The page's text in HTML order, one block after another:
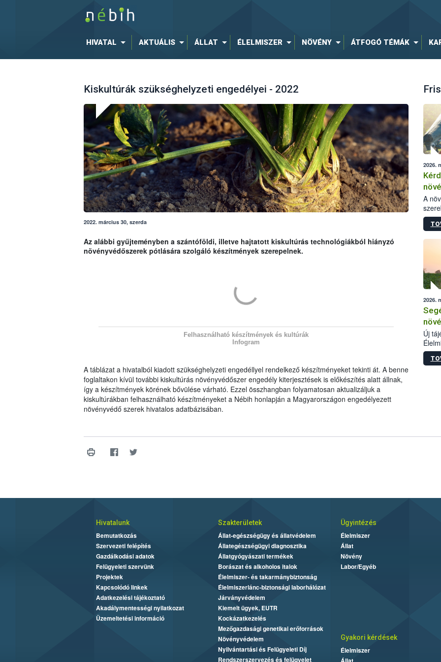
HIVATAL AKTUÁLIS ÁLLAT ÉLELMISZER NÖVÉNY ÁTFOGÓ TÉMÁK
Kiskultúrák szükséghelyzeti engedélyei - 2022
2022. március 30, szerda
Az alábbi gyűjteményben a szántóföldi, illetve hajtatott kiskultúrás technológiákból hiányzó
növényvédőszerek pótlására szolgáló készítmények szerepelnek.
Felhasználható készítmények és kultúrák
Infogram
A táblázat a hivatalból kiadott szükséghelyzeti engedéllyel rendelkező készítményeket tekinti át. A benne
foglaltakon kívül további kiskultúrás növényvédőszer engedély kiterjesztések is előkészítés alatt állnak,
így a készítmények körének bővülése várható. Ezzel összhangban folyamatosan aktualizáljuk a
kiskultúrákban felhasználható készítményeket a Nébih honlapján a Magyarországon engedélyezett
növényvédő szerek hivatalos adatbázisában.
2026.
A
kis
2026.
Új
Hivatalunk
Bemutatkozás
Szervezeti felépítés
Gazdálkodási adatok
Felügyeleti szervünk
Projektek
Kapcsolódó linkek
Adatkezelési tájékoztató
Akadálymentességi nyilatkozat
Üzemeltetési információ
Szakterületek
Állat-egészségügy és állatvédelem
Állategészségügyi diagnosztika
Állatgyógyászati termékek
Borászat és alkoholos italok
Élelmiszer- és takarmánybiztonság
Élelmiszerlánc-biztonsági laborhálózat
Járványvédelem
Kiemelt ügyek, EUTR
Kockázatkezelés
Mezőgazdasági genetikai erőforrások
Növényvédelem
Nyilvántartási és Felügyeleti Díj
Rendszerszervezés és felügyelet
Ügyintézés
Élelmiszer
Állat
Növény
Labor/Egyéb
Gyakori kérdések
Élelmiszer